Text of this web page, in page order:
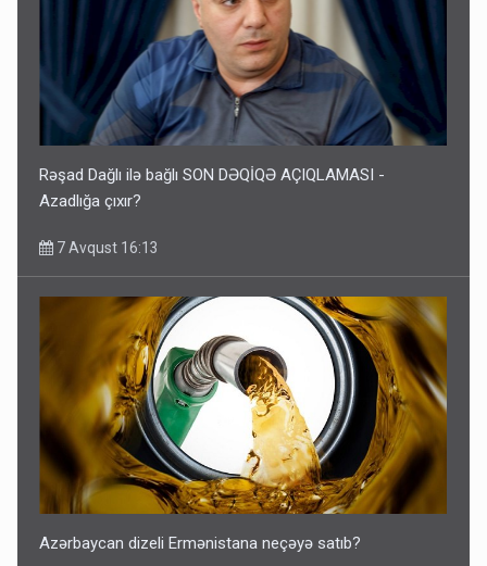
Rəşad Dağlı ilə bağlı SON DƏQİQƏ AÇIQLAMASI -
Azadlığa çıxır?
7 Avqust 16:13
Azərbaycan dizeli Ermənistana neçəyə satıb?